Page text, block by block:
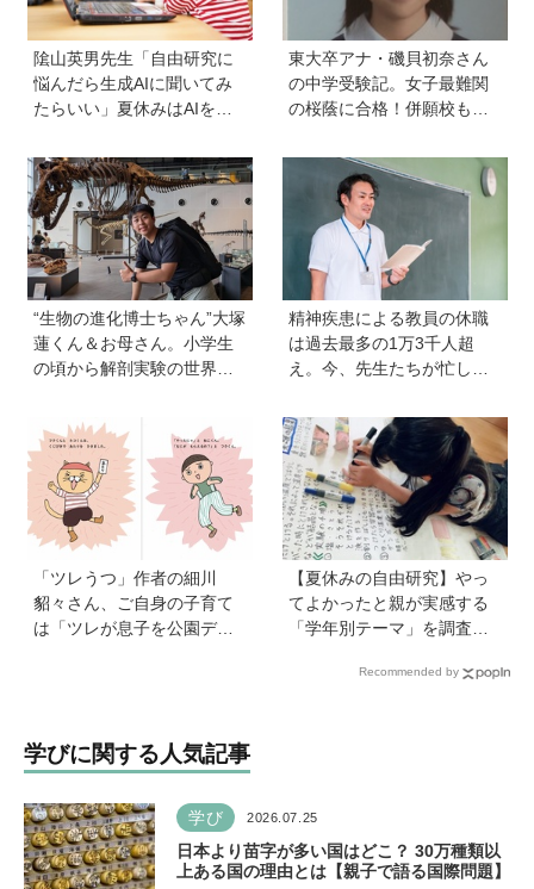
隂山英男先生「自由研究に
悩んだら生成AIに聞いてみ
たらいい」夏休みはAIを活
今しかできないことをして
ほしい
東大卒アナ・磯貝初奈さん
の中学受験記。女子最難関
の桜蔭に合格！併願校も魅
声かけは「睡眠が何より大
事」「勉強イヤならしなく
ていいよ」
“生物の進化博士ちゃん”大塚
蓮くん＆お母さん。小学生
の頃から解剖実験の世界に
近いワニを研究。「興味の
種まきはエンタメから」
精神疾患による教員の休職
は過去最多の1万3千人超
え。今、先生たちが忙しす
知っておきたい学校のリア
ル】
「ツレうつ」作者の細川
貂々さん、ご自身の子育て
は「ツレが息子を公園デビ
い出のストーリー
【夏休みの自由研究】やっ
てよかったと親が実感する
「学年別テーマ」を調査！
敗談、親のサポートも≪Hu
Recommended by
学びに関する人気記事
学び 2026.07.25
日本より苗字が多い国はどこ？ 30万種類以
上ある国の理由とは【親子で語る国際問題】